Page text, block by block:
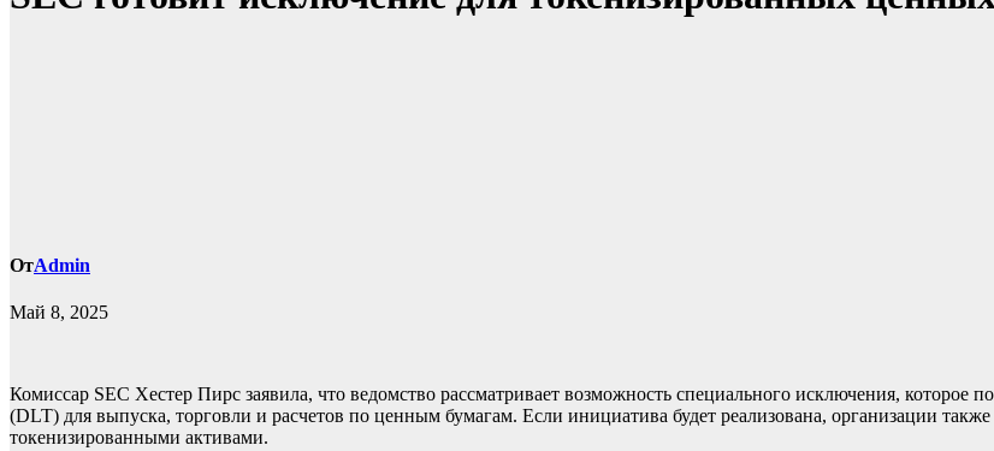
ОтAdmin
Май 8, 2025
Комиссар SEC Хестер Пирс заявила, что ведомство рассматривает возможность специального исключения, которое
(DLT) для выпуска, торговли и расчетов по ценным бумагам. Если инициатива будет реализована, организации
токенизированными активами.